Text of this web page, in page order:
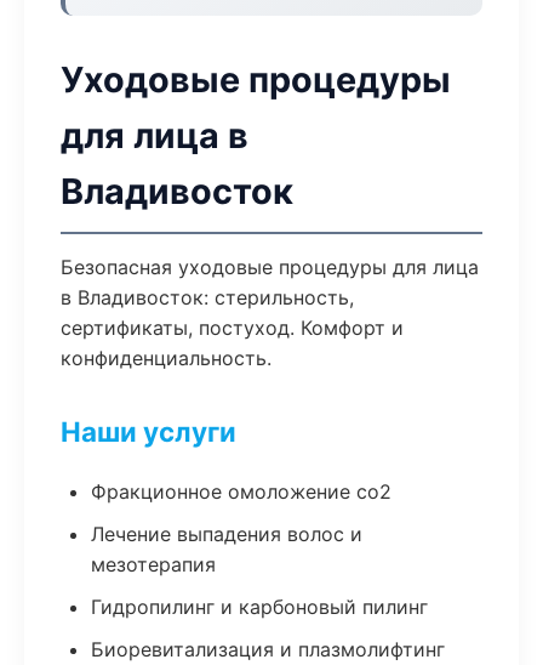
Уходовые процедуры
для лица в
Владивосток
Безопасная уходовые процедуры для лица
в Владивосток: стерильность,
сертификаты, постуход. Комфорт и
конфиденциальность.
Наши услуги
Фракционное омоложение co2
Лечение выпадения волос и
мезотерапия
Гидропилинг и карбоновый пилинг
Биоревитализация и плазмолифтинг